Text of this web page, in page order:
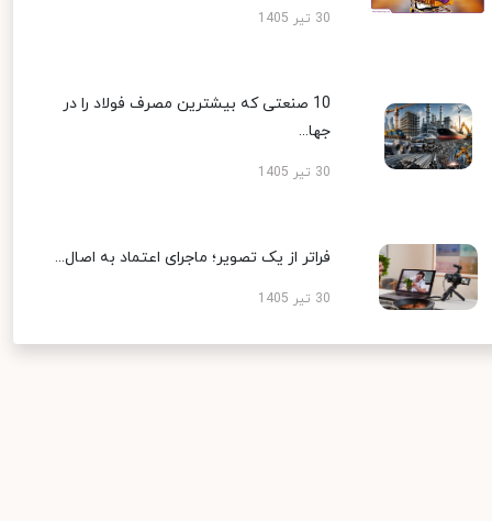
30 تیر 1405
10 صنعتی که بیشترین مصرف فولاد را در
جها...
30 تیر 1405
فراتر از یک تصویر؛ ماجرای اعتماد به اصال...
30 تیر 1405